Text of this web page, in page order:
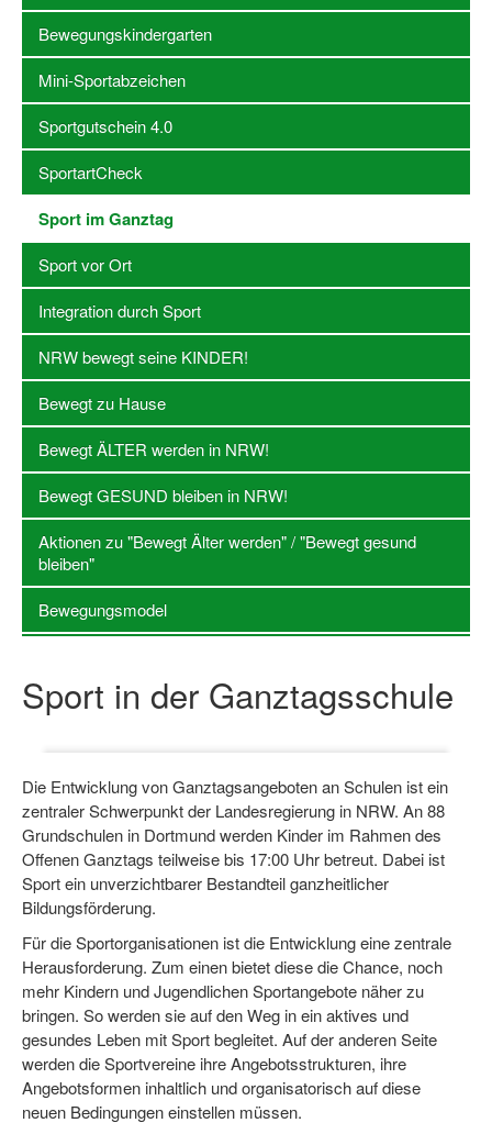
Stellenangebote SSB Dortmund
Vereine
Vereinssuche
Übungsleiterbörse
Sportanlagen in Dortmund
Olympiabewerbung
Kinderschutz im Sport
Fördermöglichkeiten
Vereinsberatung
Wege zur Kooperation
Villa Froschloch
Log-in "Vereine"
Qualifizierung
SSB Qualifizierungen
Qualifizierung im Vereinsmanagement
Erste-Hilfe-Ausbildung
Anmeldeformular / Anmeldebedingungen
Bezuschussung Qualifizierung für Dortmunder
Projekte
Open Sports Day
Dortmund lernt Schwimmen
Mädchen in Mannschaftssportarten
Bewegungszwerge
Bewegungskindergarten
Mini-Sportabzeichen
Sportgutschein 4.0
SportartCheck
Sport im Ganztag
Sport vor Ort
Integration durch Sport
NRW bewegt seine KINDER!
Bewegt zu Hause
Bewegt ÄLTER werden in NRW!
Bewegt GESUND bleiben in NRW!
Aktionen zu "Bewegt Älter werden" / "Bewegt gesund
bleiben"
Bewegungsmodel
Sport in der Ganztagsschule
Die Entwicklung von Ganztagsangeboten an Schulen ist ein
zentraler Schwerpunkt der Landesregierung in NRW. An 88
Grundschulen in Dortmund werden Kinder im Rahmen des
Offenen Ganztags teilweise bis 17:00 Uhr betreut. Dabei ist
Sport ein unverzichtbarer Bestandteil ganzheitlicher
Bildungsförderung.
Für die Sportorganisationen ist die Entwicklung eine zentrale
Herausforderung. Zum einen bietet diese die Chance, noch
mehr Kindern und Jugendlichen Sportangebote näher zu
bringen. So werden sie auf den Weg in ein aktives und
gesundes Leben mit Sport begleitet. Auf der anderen Seite
werden die Sportvereine ihre Angebotsstrukturen, ihre
Angebotsformen inhaltlich und organisatorisch auf diese
neuen Bedingungen einstellen müssen.